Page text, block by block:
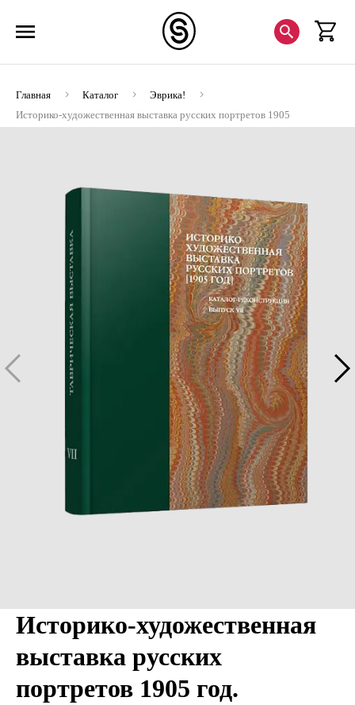
Главная Каталог
Эврика!
Историко-художественная выставка русских портретов 1905
год. Каталог-реконструкция. Вы VII (ЭВРИКА!)
Историко-художественная
выставка русских
портретов 1905 год.